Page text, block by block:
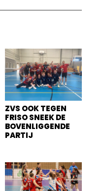
ZVS OOK TEGEN
FRISO SNEEK DE
BOVENLIGGENDE
PARTIJ